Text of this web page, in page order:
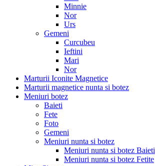
Minnie
Nor
Urs
Gemeni
Curcubeu
Ieftini
Mari
Nor
Marturii Iconite Magnetice
Marturii magnetice nunta si botez
Meniuri botez
Baieti
Fete
Foto
Gemeni
Meniuri nunta si botez
Meniuri nunta si botez Baieti
Meniuri nunta si botez Fetite